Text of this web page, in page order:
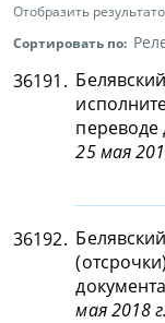
Отобразить
Сортировать по:
36191.
переводе
25 мая
36192.
мая 2018 г.